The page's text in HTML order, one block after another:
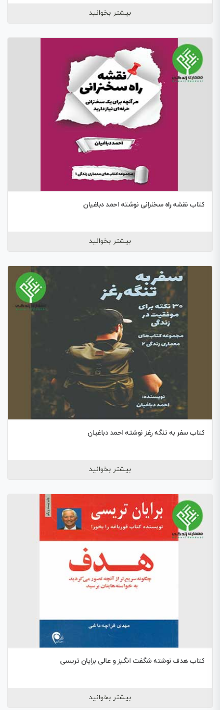
بیشتر بخوانید
کتاب نقشه راه سخنرانی نوشته احمد دباغیان
بیشتر بخوانید
کتاب سفر به تنگه رغز نوشته احمد دباغیان
بیشتر بخوانید
کتاب هدف نوشته شگفت انگیز و عالی برایان تریسی
بیشتر بخوانید